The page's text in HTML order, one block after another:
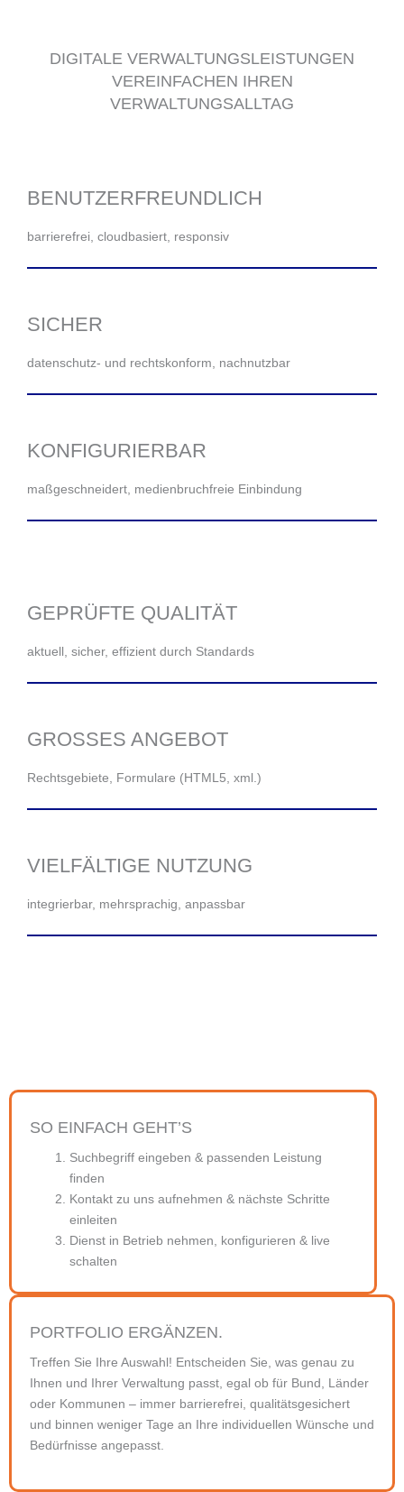
DIGITALE VERWALTUNGSLEISTUNGEN
VEREINFACHEN IHREN
VERWALTUNGSALLTAG
BENUTZERFREUNDLICH
barrierefrei, cloudbasiert, responsiv
SICHER
datenschutz- und rechtskonform, nachnutzbar
KONFIGURIERBAR
maßgeschneidert, medienbruchfreie Einbindung
GEPRÜFTE QUALITÄT
aktuell, sicher, effizient durch Standards
GROSSES ANGEBOT
Rechtsgebiete, Formulare (HTML5, xml.)
VIELFÄLTIGE NUTZUNG
integrierbar, mehrsprachig, anpassbar
SO EINFACH GEHT’S
Suchbegriff eingeben & passenden Leistung
finden
Kontakt zu uns aufnehmen & nächste Schritte
einleiten
Dienst in Betrieb nehmen, konfigurieren & live
schalten
PORTFOLIO ERGÄNZEN.
Treffen Sie Ihre Auswahl! Entscheiden Sie, was genau zu
Ihnen und Ihrer Verwaltung passt, egal ob für Bund, Länder
oder Kommunen – immer barrierefrei, qualitätsgesichert
und binnen weniger Tage an Ihre individuellen Wünsche und
Bedürfnisse angepasst.